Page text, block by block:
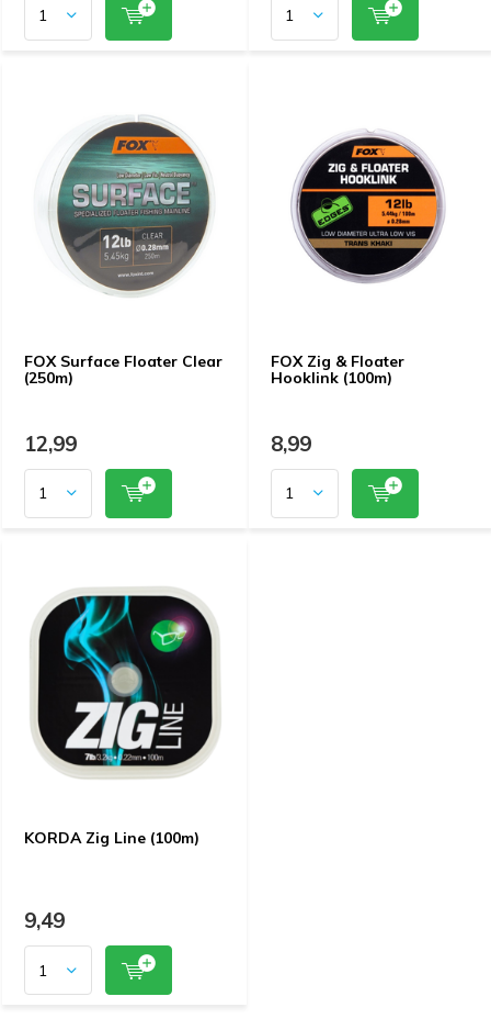
FOX Surface Floater Clear
(250m)
12,99
FOX Zig & Floater
Hooklink (100m)
8,99
KORDA Zig Line (100m)
9,49